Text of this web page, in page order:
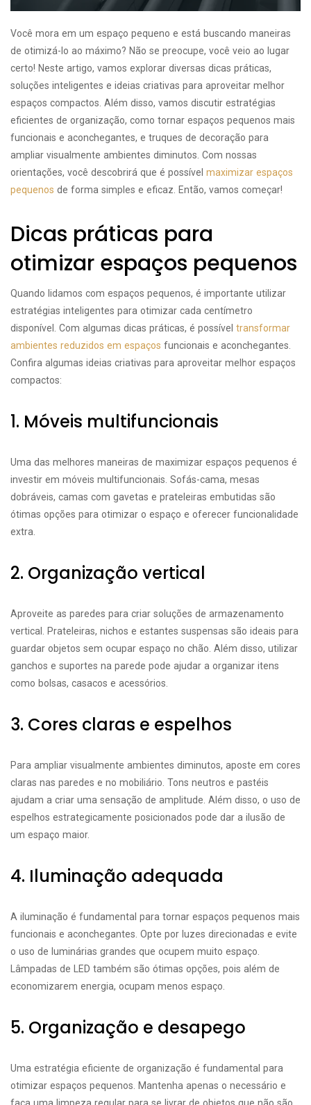
Você mora em um espaço pequeno e está buscando maneiras
de otimizá-lo ao máximo? Não se preocupe, você veio ao lugar
certo! Neste artigo, vamos explorar diversas dicas práticas,
soluções inteligentes e ideias criativas para aproveitar melhor
espaços compactos. Além disso, vamos discutir estratégias
eficientes de organização, como tornar espaços pequenos mais
funcionais e aconchegantes, e truques de decoração para
ampliar visualmente ambientes diminutos. Com nossas
orientações, você descobrirá que é possível maximizar espaços
pequenos de forma simples e eficaz. Então, vamos começar!
Dicas práticas para
otimizar espaços pequenos
Quando lidamos com espaços pequenos, é importante utilizar
estratégias inteligentes para otimizar cada centímetro
disponível. Com algumas dicas práticas, é possível transformar
ambientes reduzidos em espaços funcionais e aconchegantes.
Confira algumas ideias criativas para aproveitar melhor espaços
compactos:
1. Móveis multifuncionais
Uma das melhores maneiras de maximizar espaços pequenos é
investir em móveis multifuncionais. Sofás-cama, mesas
dobráveis, camas com gavetas e prateleiras embutidas são
ótimas opções para otimizar o espaço e oferecer funcionalidade
extra.
2. Organização vertical
Aproveite as paredes para criar soluções de armazenamento
vertical. Prateleiras, nichos e estantes suspensas são ideais para
guardar objetos sem ocupar espaço no chão. Além disso, utilizar
ganchos e suportes na parede pode ajudar a organizar itens
como bolsas, casacos e acessórios.
3. Cores claras e espelhos
Para ampliar visualmente ambientes diminutos, aposte em cores
claras nas paredes e no mobiliário. Tons neutros e pastéis
ajudam a criar uma sensação de amplitude. Além disso, o uso de
espelhos estrategicamente posicionados pode dar a ilusão de
um espaço maior.
4. Iluminação adequada
A iluminação é fundamental para tornar espaços pequenos mais
funcionais e aconchegantes. Opte por luzes direcionadas e evite
o uso de luminárias grandes que ocupem muito espaço.
Lâmpadas de LED também são ótimas opções, pois além de
economizarem energia, ocupam menos espaço.
5. Organização e desapego
Uma estratégia eficiente de organização é fundamental para
otimizar espaços pequenos. Mantenha apenas o necessário e